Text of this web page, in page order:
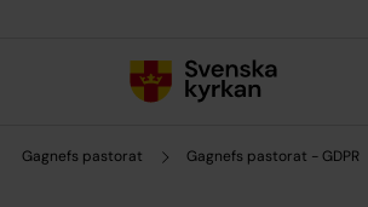
Gagnefs pastorat Gagnefs pastorat - GDPR